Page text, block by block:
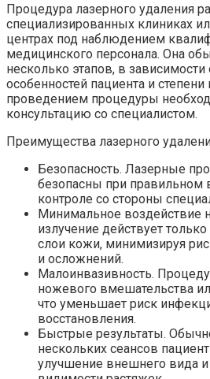
Процедура лазерного удаления
специализированных клиниках
центрах под наблюдением
медицинского персонала. Она
несколько этапов, в
особенностей пациента и
проведением процедуры
консультацию со специалистом.
Преимущества лазерного
Безопасность. Лазерные
безопасны при правильном
контроле со стороны
Минимальное воздействие
излучение действует
слои кожи, минимизируя
и осложнений.
Малоинвазивность.
ножевого вмешательства
что уменьшает риск
восстановления.
Быстрые результаты.
нескольких сеансов
улучшение внешнего вида